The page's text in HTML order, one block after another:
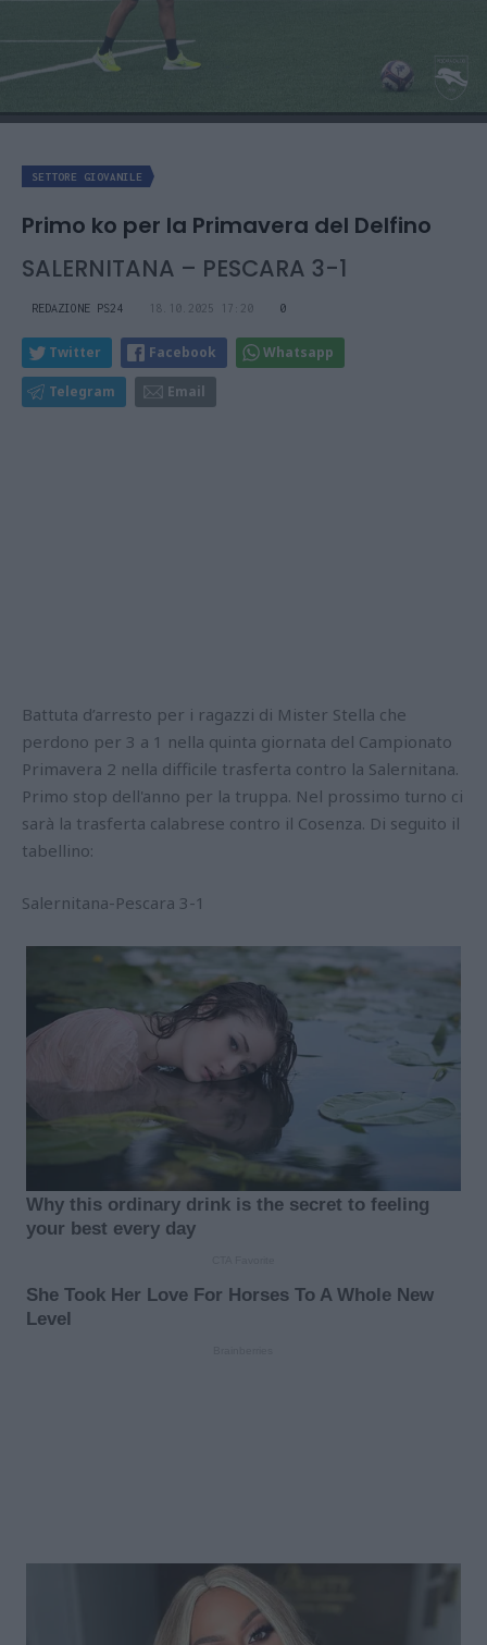
SETTORE GIOVANILE
Primo ko per la Primavera del Delfino
SALERNITANA – PESCARA 3-1
REDAZIONE PS24 18.10.2025 17:20 0
Twitter Facebook Whatsapp
Telegram Email
Battuta d’arresto per i ragazzi di Mister Stella che
perdono per 3 a 1 nella quinta giornata del Campionato
Primavera 2 nella difficile trasferta contro la Salernitana.
Primo stop dell'anno per la truppa. Nel prossimo turno ci
sarà la trasferta calabrese contro il Cosenza. Di seguito il
tabellino:
Salernitana-Pescara 3-1